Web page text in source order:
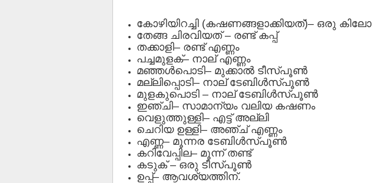
കോഴിയിറച്ചി (കഷണങ്ങളാക്കിയത്)– ഒരു കിലോ
തേങ്ങ ചിരവിയത് – രണ്ട് കപ്പ്
തക്കാളി– രണ്ട് എണ്ണം
പച്ചമുളക്– നാല് എണ്ണം
മഞ്ഞള്‍പൊടി– മുക്കാല്‍ ടീസ്പൂണ്‍
മല്ലിപ്പൊടി– നാല് ടേബിള്‍സ്പൂണ്‍
മുളകുപൊടി – നാല് ടേബിള്‍സ്പൂണ്‍
ഇഞ്ചി– സാമാന്യം വലിയ കഷണം
വെളുത്തുള്ളി– എട്ട് അല്ലി
ചെറിയ ഉള്ളി– അഞ്ച് എണ്ണം
എണ്ണ– മൂന്നര ടേബിള്‍സ്പൂണ്‍
കറിവേപ്പില– മൂന്ന് തണ്ട്
കടുക് – ഒരു ടീസ്പൂണ്‍
ഉപ്പ്– ആവശ്യത്തിന്.